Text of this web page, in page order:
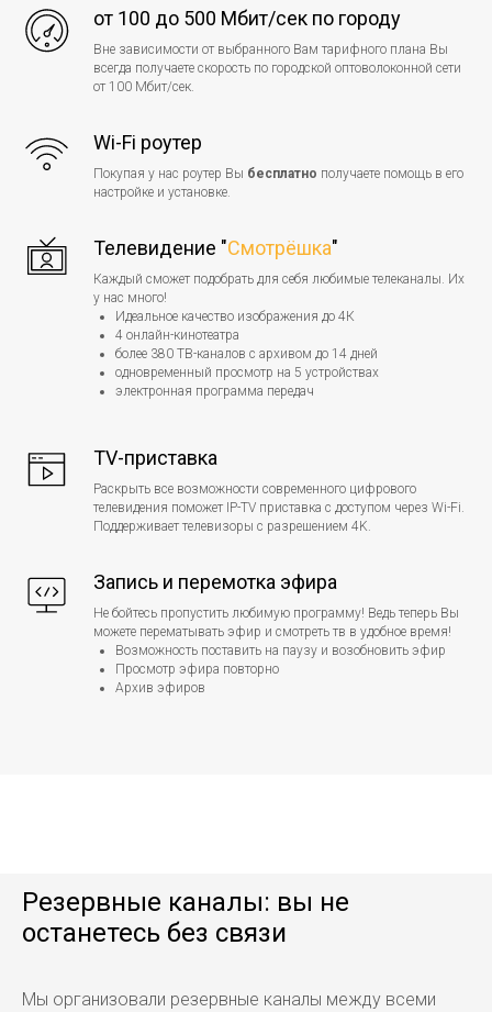
от 100 до 500 Мбит/сек по городу
Вне зависимости от выбранного Вам тарифного плана Вы
всегда получаете скорость по городской оптоволоконной сети
от 100 Мбит/сек.
Wi-Fi роутер
Покупая у нас роутер Вы бесплатно получаете помощь в его
настройке и установке.
Телевидение "Смотрёшка"
Каждый сможет подобрать для себя любимые телеканалы. Их
у нас много!
Идеальное качество изображения до 4К
4 онлайн-кинотеатра
более 380 ТВ-каналов с архивом до 14 дней
одновременный просмотр на 5 устройствах
электронная программа передач
TV-приставка
Раскрыть все возможности современного цифрового
телевидения поможет IP-TV приставка с доступом через Wi-Fi.
Поддерживает телевизоры с разрешением 4K.
Запись и перемотка эфира
Не бойтесь пропустить любимую программу! Ведь теперь Вы
можете перематывать эфир и смотреть тв в удобное время!
Возможность поставить на паузу и возобновить эфир
Просмотр эфира повторно
Архив эфиров
Резервные каналы: вы не
останетесь без связи
Мы организовали резервные каналы между всеми